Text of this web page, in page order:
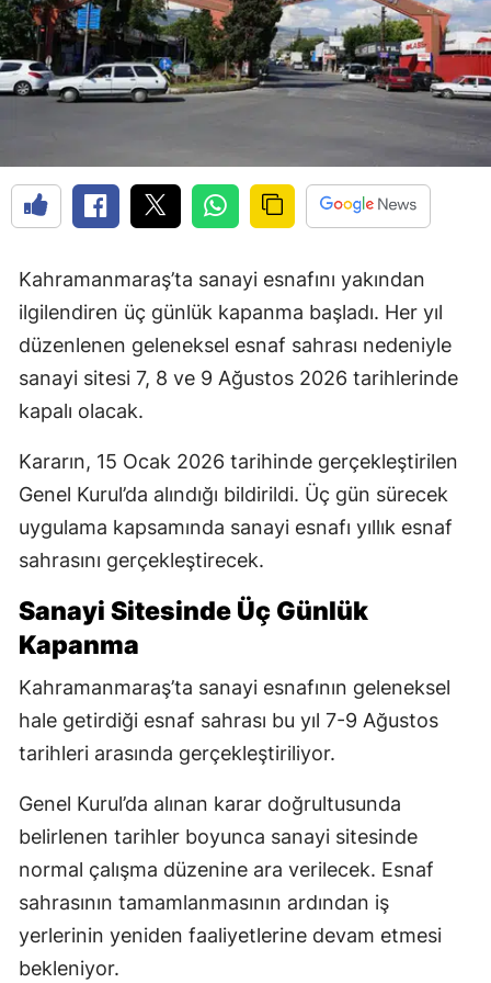
Kahramanmaraş’ta sanayi esnafını yakından
ilgilendiren üç günlük kapanma başladı. Her yıl
düzenlenen geleneksel esnaf sahrası nedeniyle
sanayi sitesi 7, 8 ve 9 Ağustos 2026 tarihlerinde
kapalı olacak.
Kararın, 15 Ocak 2026 tarihinde gerçekleştirilen
Genel Kurul’da alındığı bildirildi. Üç gün sürecek
uygulama kapsamında sanayi esnafı yıllık esnaf
sahrasını gerçekleştirecek.
Sanayi Sitesinde Üç Günlük
Kapanma
Kahramanmaraş’ta sanayi esnafının geleneksel
hale getirdiği esnaf sahrası bu yıl 7-9 Ağustos
tarihleri arasında gerçekleştiriliyor.
Genel Kurul’da alınan karar doğrultusunda
belirlenen tarihler boyunca sanayi sitesinde
normal çalışma düzenine ara verilecek. Esnaf
sahrasının tamamlanmasının ardından iş
yerlerinin yeniden faaliyetlerine devam etmesi
bekleniyor.